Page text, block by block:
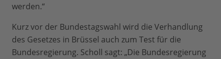
werden.“
Kurz vor der Bundestagswahl wird die Verhandlung
des Gesetzes in Brüssel auch zum Test für die
Bundesregierung. Scholl sagt: „Die Bundesregierung